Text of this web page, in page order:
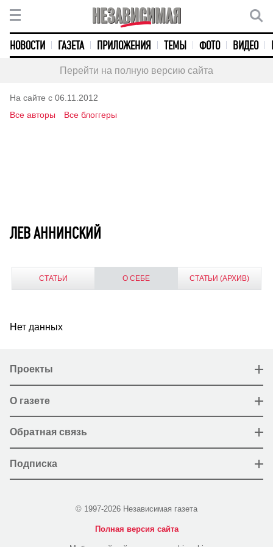
НОВОСТИ ГАЗЕТА ПРИЛОЖЕНИЯ ТЕМЫ ФОТО ВИДЕО
Перейти на полную версию сайта
На сайте с 06.11.2012
Все авторы
Все блоггеры
ЛЕВ АННИНСКИЙ
СТАТЬИ О СЕБЕ СТАТЬИ (АРХИВ)
Нет данных
Проекты
О газете
Обратная связь
Подписка
© 1997-2026 Независимая газета
Полная версия сайта